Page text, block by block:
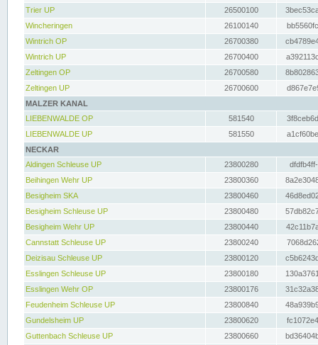
Trier UP
26500100
Wincheringen
26100140
Wintrich OP
26700380
Wintrich UP
26700400
Zeltingen OP
26700580
Zeltingen UP
26700600
MALZER KANAL
LIEBENWALDE OP
581540
LIEBENWALDE UP
581550
NECKAR
Aldingen Schleuse UP
23800280
Beihingen Wehr UP
23800360
Besigheim SKA
23800460
Besigheim Schleuse UP
23800480
Besigheim Wehr UP
23800440
Cannstatt Schleuse UP
23800240
Deizisau Schleuse UP
23800120
Esslingen Schleuse UP
23800180
Esslingen Wehr OP
23800176
Feudenheim Schleuse UP
23800840
Gundelsheim UP
23800620
Guttenbach Schleuse UP
23800660